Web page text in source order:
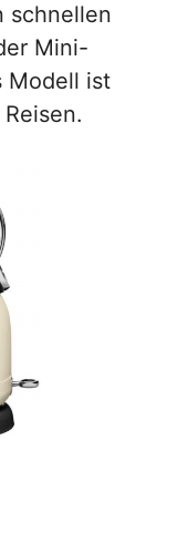
schnellen
Mini-
Modell ist